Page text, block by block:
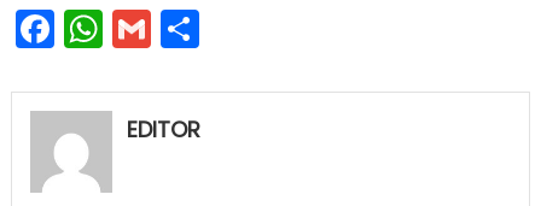
Facebook
WhatsApp
GmailShare
EDITOR